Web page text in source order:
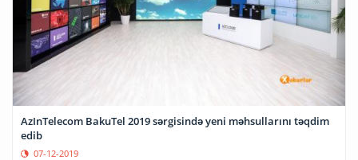
AzInTelecom BakuTel 2019 sərgisində yeni məhsullarını təqdim
edib
07-12-2019